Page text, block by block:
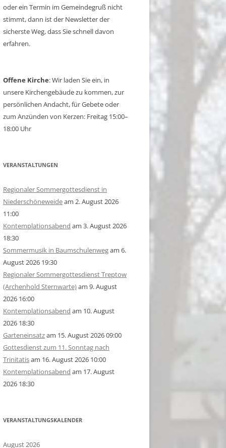
oder ein Termin im Gemeindegruß nicht
stimmt, dann ist der Newsletter der
sicherste Weg, dass Sie schnell davon
erfahren.
Offene Kirche: Wir laden Sie ein, in
unsere Kirchengebäude zu kommen, zur
persönlichen Andacht, für Gebete oder
zum Anzünden von Kerzen: Freitag 15:00–
18:00 Uhr
VERANSTALTUNGEN
Regionaler Sommergottesdienst in
Niederschöneweideam 2. August 2026
11:00
Kontemplationsabend am 3. August 2026
18:30
Sommermusik in Baumschulenwegam 6.
August 2026 19:30
Regionaler Sommergottesdienst Treptow
(Archenhold Sternwarte)am 9. August
2026 16:00
Kontemplationsabend am 10. August
2026 18:30
Garteneinsatzam 15. August 2026 09:00
Gottesdienst zum 11. Sonntag nach
Trinitatisam 16. August 2026 10:00
Kontemplationsabend am 17. August
2026 18:30
VERANSTALTUNGSKALENDER
August 2026